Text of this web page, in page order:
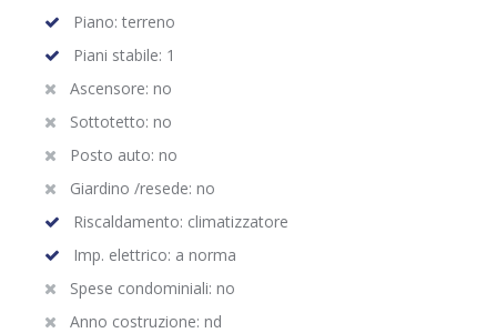
Piano: terreno
Piani stabile: 1
Ascensore: no
Sottotetto: no
Posto auto: no
Giardino /resede: no
Riscaldamento: climatizzatore
Imp. elettrico: a norma
Spese condominiali: no
Anno costruzione: nd